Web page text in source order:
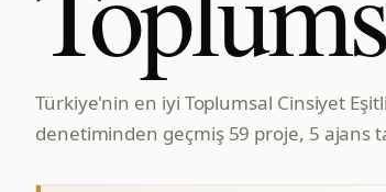
Türkiye'nin en iyi Toplumsal Cinsiyet
denetiminden geçmiş 59 proje, 5 ajans